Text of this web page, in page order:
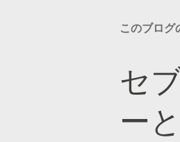
このブログ
セ
ー